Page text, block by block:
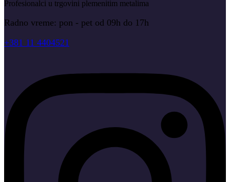
Profesionalci u trgovini plemenitim metalima
Radno vreme: pon - pet od 09h do 17h
+381 11 4404521